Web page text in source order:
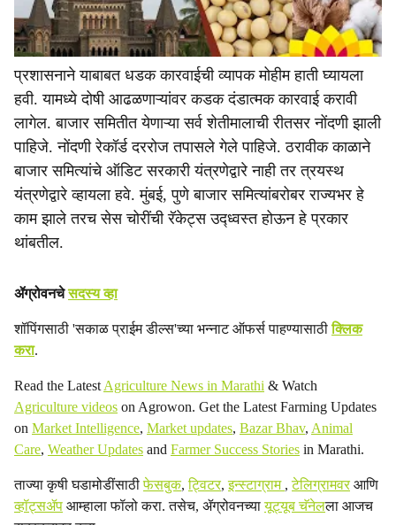
प्रशासनाने याबाबत धडक कारवाईची व्यापक मोहीम हाती घ्यायला
हवी. यामध्ये दोषी आढळणाऱ्यांवर कडक दंडात्मक कारवाई करावी
लागेल. बाजार समितीत येणाऱ्या सर्व शेतीमालाची रीतसर नोंदणी झाली
पाहिजे. नोंदणी रेकॉर्ड दररोज तपासले गेले पाहिजे. ठरावीक काळाने
बाजार समित्यांचे ऑडिट सरकारी यंत्रणेद्वारे नाही तर त्रयस्थ
यंत्रणेद्वारे व्हायला हवे. मुंबई, पुणे बाजार समित्यांबरोबर राज्यभर हे
काम झाले तरच सेस चोरींची रॅकेट्स उद्‍ध्वस्त होऊन हे प्रकार
थांबतील.
ॲग्रोवनचेसदस्य व्हा
शॉपिंगसाठी 'सकाळ प्राईम डील्स'च्या भन्नाट ऑफर्स पाहण्यासाठीक्लिक
करा.
Read the Latest Agriculture News in Marathi & Watch
Agriculture videos on Agrowon. Get the Latest Farming Updates
on Market Intelligence, Market updates, Bazar Bhav, Animal
Care, Weather Updates and Farmer Success Stories in Marathi.
ताज्या कृषी घडामोडींसाठीफेसबुक,ट्विटर,इन्स्टाग्राम ,टेलिग्रामवरआणि
व्हॉट्सॲप आम्हाला फॉलो करा. तसेच, ॲग्रोवनच्यायूट्यूब चॅनेलला आजच